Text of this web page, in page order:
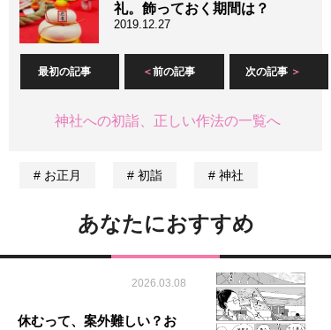
礼。飾っておく期間は？
2019.12.27
最初の記事 前の記事 次の記事
神社への初詣、正しい作法の一覧へ
お正月 初詣 神社
あなたにおすすめ
2026.03.08
休むって、案外難しい？お